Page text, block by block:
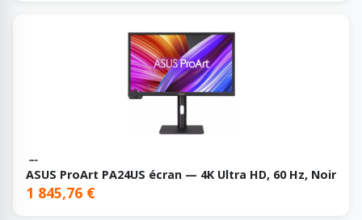
ASUS ProArt PA24US écran — 4K Ultra HD, 60 Hz, Noir
1 845,76 €